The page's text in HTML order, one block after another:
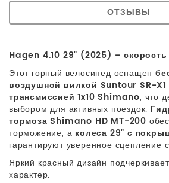
ОТЗЫВЫ
Hagen 4.10 29" (2025) –
Этот горный велосипед оснащен
воздушной вилкой Suntour SR-
трансмиссией 1x10 Shimano, что
выбором для активных поездок.
тормоза Shimano HD MT-200
торможение, а колеса 29" с
гарантируют уверенное сцепление
Яркий красный дизайн
характер.